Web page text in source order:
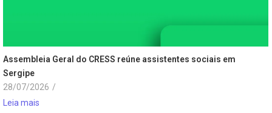
Assembleia Geral do CRESS reúne assistentes sociais em
Sergipe
28/07/2026 /
Leia mais